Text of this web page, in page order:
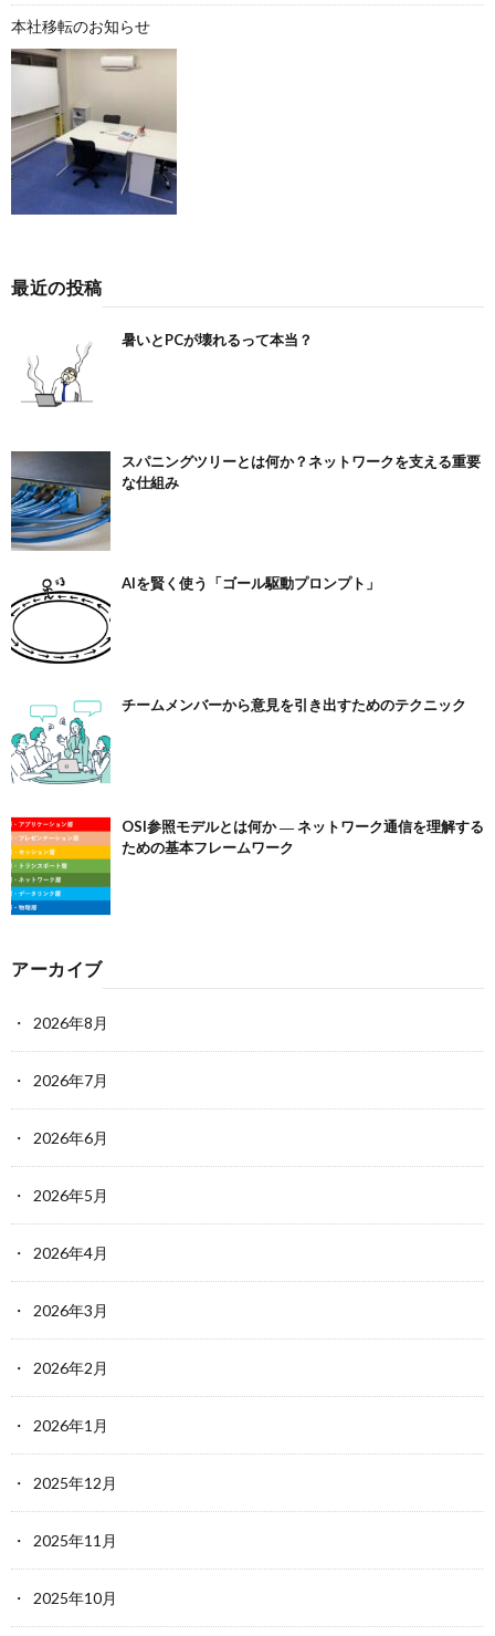
本社移転のお知らせ
最近の投稿
暑いとPCが壊れるって本当？
スパニングツリーとは何か？ネットワークを支える重要
な仕組み
AIを賢く使う「ゴール駆動プロンプト」
チームメンバーから意見を引き出すためのテクニック
OSI参照モデルとは何か ― ネットワーク通信を理解する
ための基本フレームワーク
アーカイブ
2026年8月
2026年7月
2026年6月
2026年5月
2026年4月
2026年3月
2026年2月
2026年1月
2025年12月
2025年11月
2025年10月